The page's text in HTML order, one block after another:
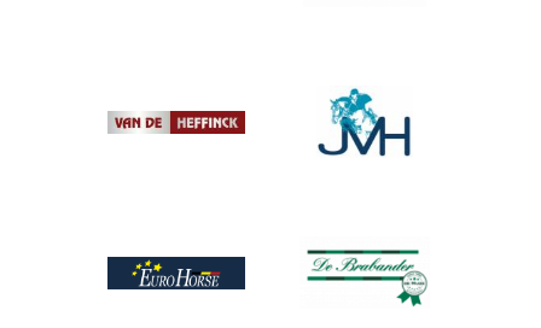
Afbeelding
Afbeelding
Afbeelding
Afbeelding